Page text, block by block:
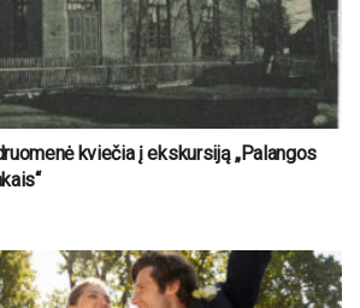
kviečia į ekskursiją „Palangos